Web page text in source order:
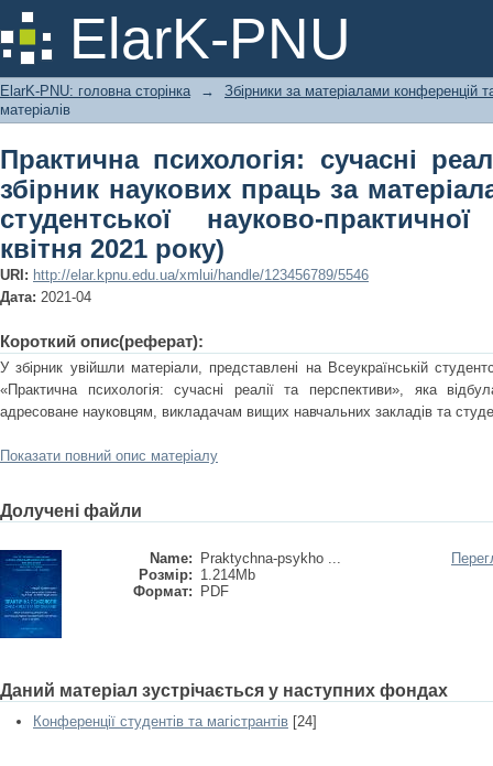
ElarK-PNU
Практична психологія: сучасні
за матеріалами Всеукраїнської
(15 квітня 2021 року)
ElarK-PNU: головна сторінка →
Збірники за матеріалами конференцій
матеріалів
Практична психологія: сучасні
збірник наукових праць за
студентської науково-
квітня 2021 року)
URI: http://elar.kpnu.edu.ua/xmlui/handle/123456789/5546
Дата: 2021-04
Короткий опис(реферат):
У збірник увійшли матеріали, представлені на Всеукраїнській
«Практична психологія: сучасні реалії та перспективи», яка
адресоване науковцям, викладачам вищих навчальних закладів та
Показати повний опис матеріалу
Долучені файли
Name:
Praktychna-psykho ...
Розмір: 1.214Mb
Формат:
PDF
Даний матеріал зустрічається у наступних фондах
Конференції студентів та магістрантів [24]